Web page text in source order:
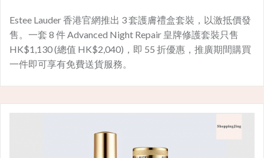
Estee Lauder 香港官網推出 3 套護膚禮盒套裝，以激抵價發
售。一套 8 件 Advanced Night Repair 皇牌修護套裝只售
HK$1,130 (總值 HK$2,040)，即 55 折優惠，推廣期間購買
一件即可享有免費送貨服務。